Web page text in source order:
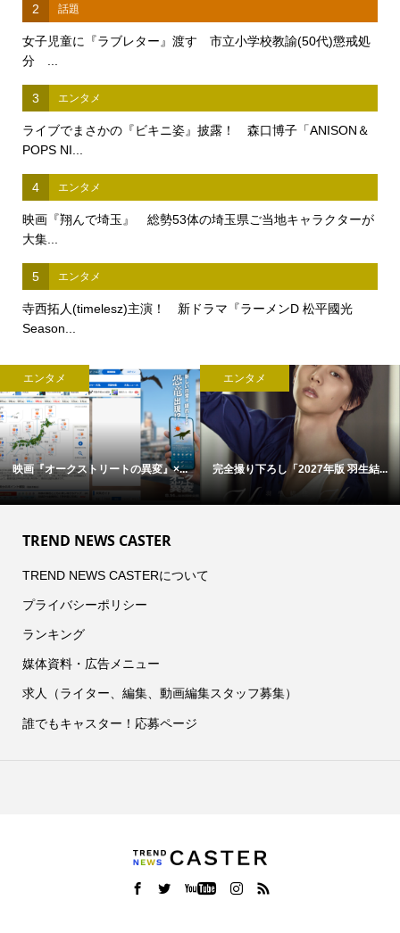
2 話題
女子児童に『ラブレター』渡す 市立小学校教諭(50代)懲戒処
分 ...
3 エンタメ
ライブでまさかの『ビキニ姿』披露！ 森口博子「ANISON＆
POPS NI...
4 エンタメ
映画『翔んで埼玉』 総勢53体の埼玉県ご当地キャラクターが
大集...
5 エンタメ
寺西拓人(timelesz)主演！ 新ドラマ『ラーメンD 松平國光
Season...
エンタメ
映画『オークストリートの異変』×...
エンタメ
完全撮り下ろし「2027年版 羽生結...
TREND NEWS CASTER
TREND NEWS CASTERについて
プライバシーポリシー
ランキング
媒体資料・広告メニュー
求人（ライター、編集、動画編集スタッフ募集）
誰でもキャスター！応募ページ